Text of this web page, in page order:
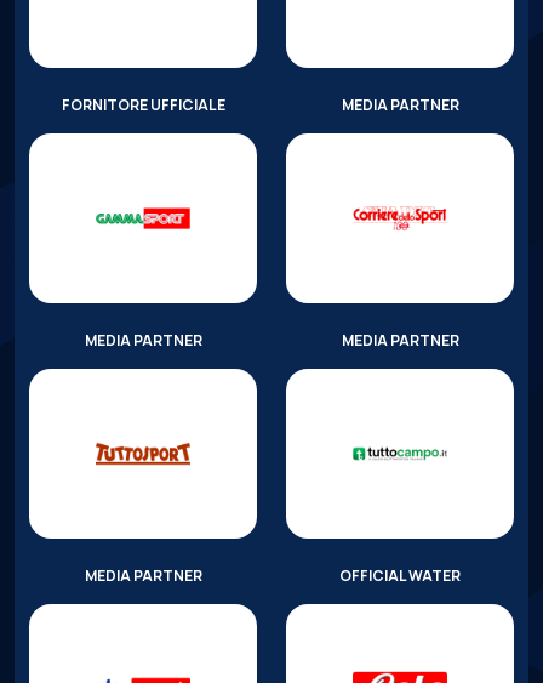
FORNITORE UFFICIALE MEDIA PARTNER
MEDIA PARTNER MEDIA PARTNER
MEDIA PARTNER OFFICIAL WATER